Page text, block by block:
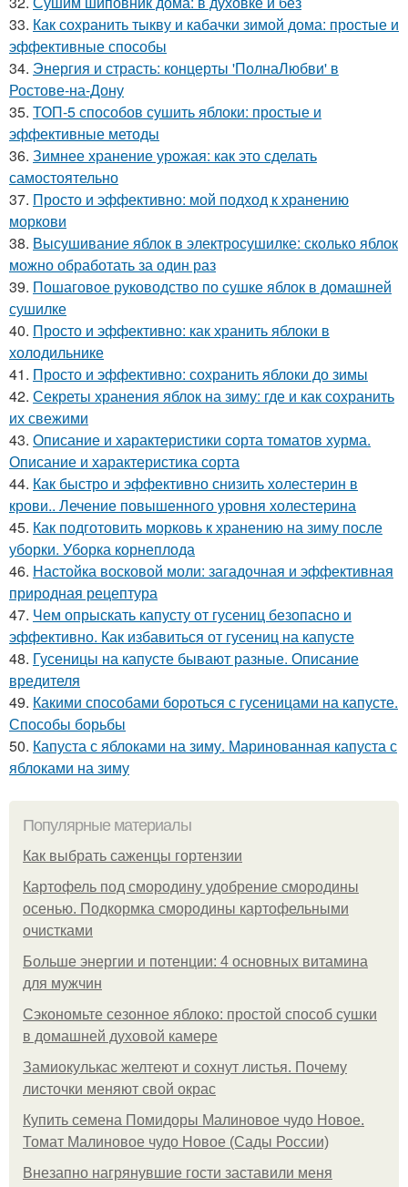
33. Как сохранить тыкву и кабачки зимой дома: простые и
эффективные способы
34. Энергия и страсть: концерты 'ПолнаЛюбви' в
Ростове-на-Дону
35. ТОП-5 способов сушить яблоки: простые и
эффективные методы
36. Зимнее хранение урожая: как это сделать
самостоятельно
37. Просто и эффективно: мой подход к хранению
моркови
38. Высушивание яблок в электросушилке: сколько яблок
можно обработать за один раз
39. Пошаговое руководство по сушке яблок в домашней
сушилке
40. Просто и эффективно: как хранить яблоки в
холодильнике
41. Просто и эффективно: сохранить яблоки до зимы
42. Секреты хранения яблок на зиму: где и как сохранить
их свежими
43. Описание и характеристики сорта томатов хурма.
Описание и характеристика сорта
44. Как быстро и эффективно снизить холестерин в
крови.. Лечение повышенного уровня холестерина
45. Как подготовить морковь к хранению на зиму после
уборки. Уборка корнеплода
46. Настойка восковой моли: загадочная и эффективная
природная рецептура
47. Чем опрыскать капусту от гусениц безопасно и
эффективно. Как избавиться от гусениц на капусте
48. Гусеницы на капусте бывают разные. Описание
вредителя
49. Какими способами бороться с гусеницами на капусте.
Способы борьбы
50. Капуста с яблоками на зиму. Маринованная капуста с
яблоками на зиму
Популярные материалы
Как выбрать саженцы гортензии
Картофель под смородину удобрение смородины
осенью. Подкормка смородины картофельными
очистками
Больше энергии и потенции: 4 основных витамина
для мужчин
Сэкономьте сезонное яблоко: простой способ сушки
в домашней духовой камере
Замиокулькас желтеют и сохнут листья. Почему
листочки меняют свой окрас
Купить семена Помидоры Малиновое чудо Новое.
Томат Малиновое чудо Новое (Сады России)
Внезапно нагрянувшие гости заставили меня